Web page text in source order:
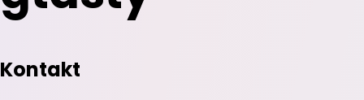
Kontakt